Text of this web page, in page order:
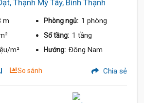
Thạnh Mỹ Tây, Bình Thạnh
m Phòng ngủ: 1 phòng
Số tầng: 1 tầng
m² Hướng: Đông Nam
So sánh Chia sẻ